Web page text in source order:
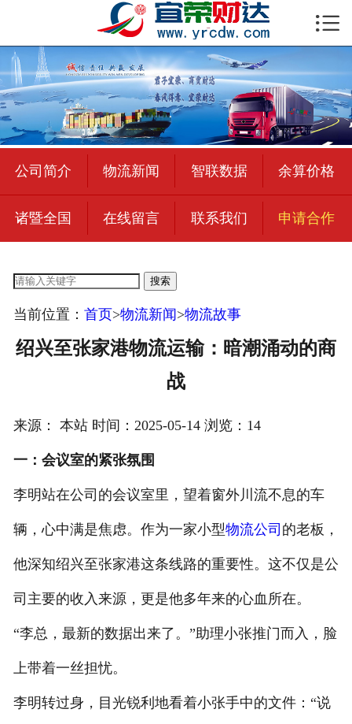
 首页
公司简介
物流新闻
绍兴至全国
合作加盟
宜荣智联
联系我们
登录

公司简介 物流新闻 智联数据 余算价格
诸暨全国 在线留言 联系我们 申请合作
搜索
当前位置： 首页>物流新闻 >物流故事
绍兴至张家港物流运输：暗潮涌动的商
战
来源： 本站 时间：2025-05-14 浏览：14
一：会议室的紧张氛围
李明站在公司的会议室里，望着窗外川流不息的车
辆，心中满是焦虑。作为一家小型物流公司 的老板，
他深知绍兴至张家港这条线路的重要性。这不仅是公
司主要的收入来源，更是他多年来的心血所在。
“李总，最新的数据出来了。”助理小张推门而入，脸
上带着一丝担忧。
李明转过身，目光锐利地看着小张手中的文件：“说